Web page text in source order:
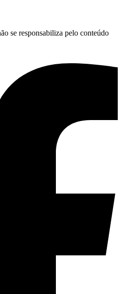
se responsabiliza pelo conteúdo